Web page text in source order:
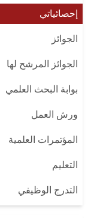
إحصائياتي
الجوائز
الجوائز المرشح لها
بوابة البحث العلمي
ورش العمل
المؤتمرات العلمية
التعليم
التدرج الوظيفي